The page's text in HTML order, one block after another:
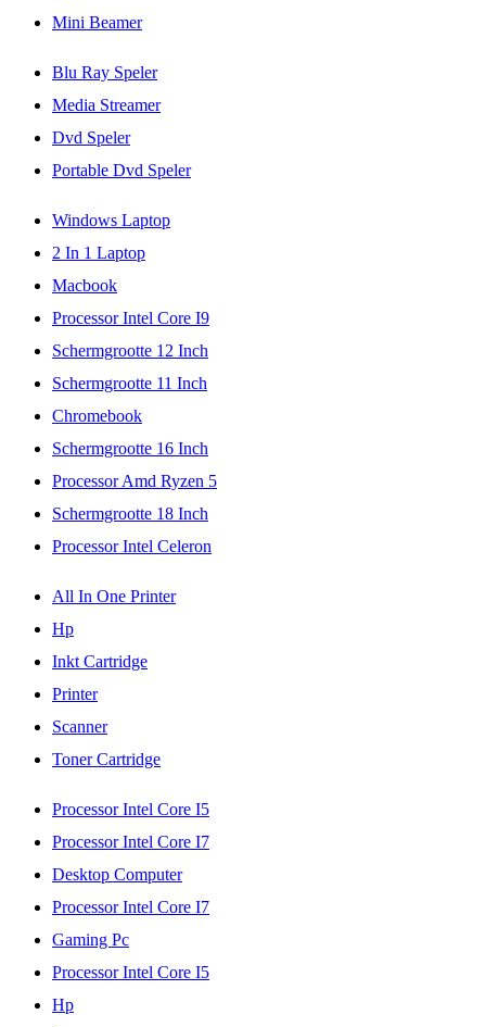
Mini Beamer
Blu Ray Speler
Media Streamer
Dvd Speler
Portable Dvd Speler
Windows Laptop
2 In 1 Laptop
Macbook
Processor Intel Core I9
Schermgrootte 12 Inch
Schermgrootte 11 Inch
Chromebook
Schermgrootte 16 Inch
Processor Amd Ryzen 5
Schermgrootte 18 Inch
Processor Intel Celeron
All In One Printer
Hp
Inkt Cartridge
Printer
Scanner
Toner Cartridge
Processor Intel Core I5
Processor Intel Core I7
Desktop Computer
Processor Intel Core I7
Gaming Pc
Processor Intel Core I5
Hp